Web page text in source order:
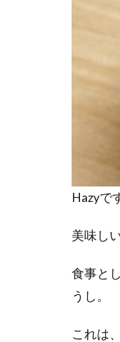
Hazyで
美味し
食事と
うし。
これは